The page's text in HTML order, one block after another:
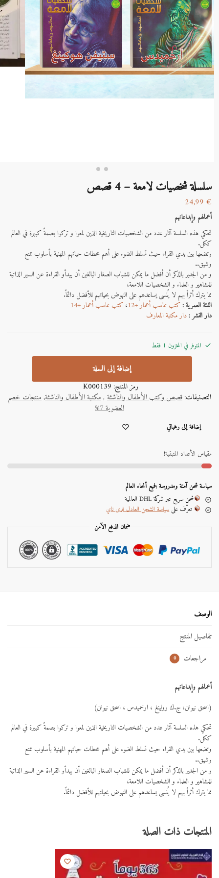
سلسلة شخصيات لامعة – 4 قصص
24,99 €
أعمالهم وإبداعاتهم
تحكي هذه السلسة آثار عدد من الشخصيات التاريخية الذين لمعوا و تركوا بصمةً كبيرة في العالم
ككل.
وتضعها بين يدي القراء حيث تسلط الضوء على أهم محطات حياتهم المهنية بأسلوب ممتع
وشيق..
و من الجدير بالذكر أن أفضل ما يمكن للشباب الصغار البالغين أن يبدأو القراءة عن السير الذاتية
للمشاهير و العلماء و الشخصيات اللامعة،
مما يترك أثراً بهم لا يُنسى يساعدهم على النهوض بحياتهم للأفضل دائماً.
الفئة العمرية :كتب تناسب أعمار +12 ، كتب تناسب أعمار +14
دار النشر :دار مكتبة المعارف
المتوفر في المخزون 1 فقط
إضافة إلى السلة
رمز المنتج: K000139
التصنيفات:قصص وكتب الأطفال والناشئة,مكتبة الأطفال والناشئة,منتجات خصم
العضوية 7%
e
r
a
t
i
v
إضافة إلى رغباتي
مقياس الأعداد المتبقية!
سياسة شحن آمنة ومدروسة لجميع أنحاء العالم
شحن سريع عبر شركة DHL العالمية
تعرّف علىسياسة الشحن العادل لدى ناي
ضمان الدفع الآمن
الوصف
تفاصيل المنتج
مراجعات
0
أعمالهم وإبداعاتهم
(اسحق نيوتن، ج.ك رولينغ ، ارخميدس ، اسحق نيوتن)
تحكي هذه السلسة آثار عدد من الشخصيات التاريخية الذين لمعوا و تركوا بصمةً كبيرة في العالم
ككل.
وتضعها بين يدي القراء حيث تسلط الضوء على أهم محطات حياتهم المهنية بأسلوب ممتع
وشيق..
و من الجدير بالذكر أن أفضل ما يمكن للشباب الصغار البالغين أن يبدأو القراءة عن السير الذاتية
للمشاهير و العلماء و الشخصيات اللامعة،
مما يترك أثراً بهم لا يُنسى يساعدهم على النهوض بحياتهم للأفضل دائماً.
المنتجات ذات الصلة